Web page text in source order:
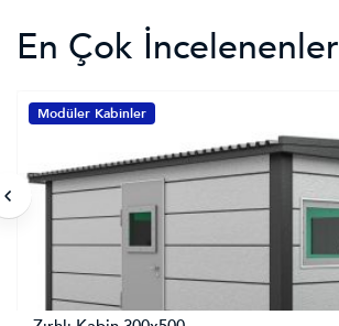
En Çok İncelenenler
Modüler Kabinler